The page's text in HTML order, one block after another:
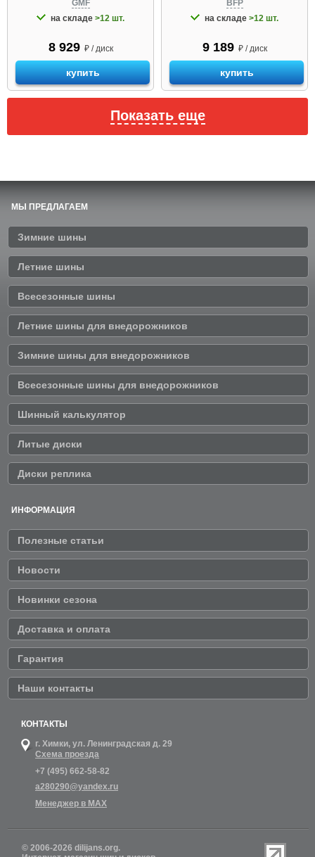
GMF
на складе >12 шт.
8 929 ₽ / диск
купить
BFP
на складе >12 шт.
9 189 ₽ / диск
купить
Показать еще
МЫ ПРЕДЛАГАЕМ
Зимние шины
Летние шины
Всесезонные шины
Летние шины для внедорожников
Зимние шины для внедорожников
Всесезонные шины для внедорожников
Шинный калькулятор
Литые диски
Диски реплика
ИНФОРМАЦИЯ
Полезные статьи
Новости
Новинки сезона
Доставка и оплата
Гарантия
Наши контакты
КОНТАКТЫ
г. Химки, ул. Ленинградская д. 29
Схема проезда
+7 (495) 662-58-82
a280290@yandex.ru
Менеджер в MAX
© 2006-2026 dilijans.org.